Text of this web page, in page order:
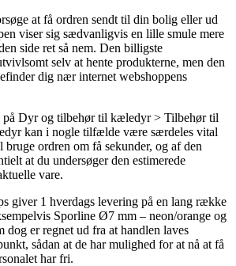
at få ordren sendt til din bolig eller ud
viser sig sædvanligvis en lille smule mere
side ret så nem. Den billigste
selv at hente produkterne, men den
dig nær internet webshoppens
på Dyr og tilbehør til kæledyr > Tilbehør til
kan i nogle tilfælde være særdeles vital
bruge ordren om få sekunder, og af den
at du undersøger den estimerede
vare.
giver 1 hverdags levering på en lang række
Sporline Ø7 mm – neon/orange og
dog er regnet ud fra at handlen laves
sådan at de har mulighed for at nå at få
har fri.